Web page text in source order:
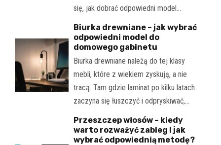
się, jak dobrać odpowiedni model…
Biurka drewniane – jak wybrać
odpowiedni model do
domowego gabinetu
Biurka drewniane należą do tej klasy
mebli, które z wiekiem zyskują, a nie
tracą. Tam gdzie laminat po kilku latach
zaczyna się łuszczyć i odpryskiwać,…
Przeszczep włosów – kiedy
warto rozważyć zabieg i jak
wybrać odpowiednią metodę?